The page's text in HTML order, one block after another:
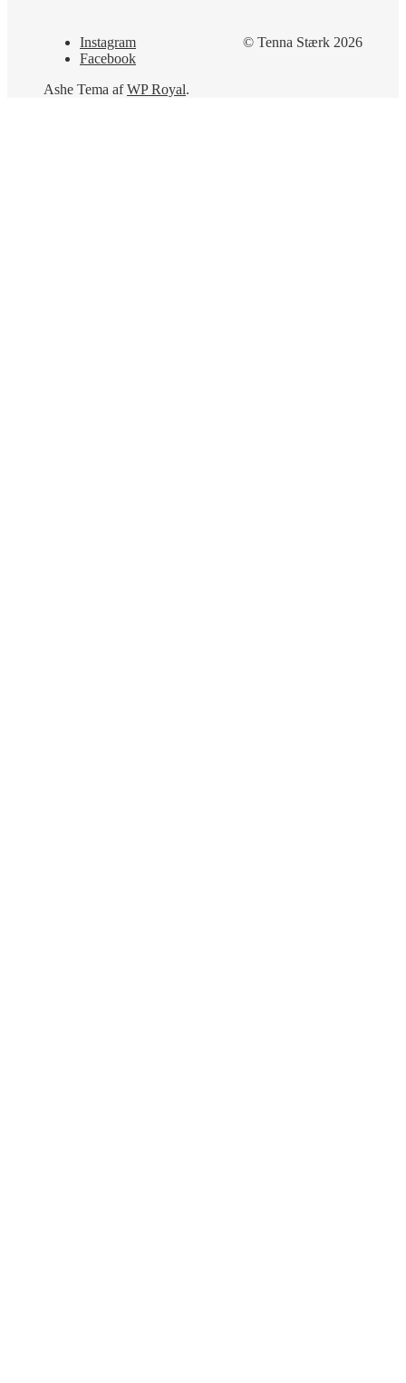
© Tenna Stærk 2026
Instagram
Facebook
Ashe Tema afWP Royal.